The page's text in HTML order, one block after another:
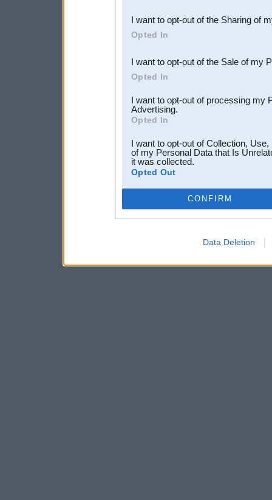
Downstream Participants
third parties.
I want to opt-out of the Sharing of
Opted In
I want to opt-out of the Sale of my
Opted In
I want to opt-out of processing my
Advertising.
Opted In
I want to opt-out of Collection,
of my Personal Data that Is
it was collected.
Opted Out
CONFIRM
Data Deletion